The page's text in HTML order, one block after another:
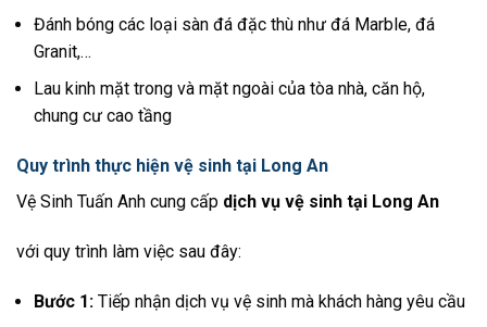
Đánh bóng các loại sàn đá đặc thù như đá Marble, đá
Granit,…
Lau kinh mặt trong và mặt ngoài của tòa nhà, căn hộ,
chung cư cao tầng
Quy trình thực hiện vệ sinh tại Long An
Vệ Sinh Tuấn Anh cung cấp dịch vụ vệ sinh tại Long An
với quy trình làm việc sau đây:
Bước 1: Tiếp nhận dịch vụ vệ sinh mà khách hàng yêu cầu